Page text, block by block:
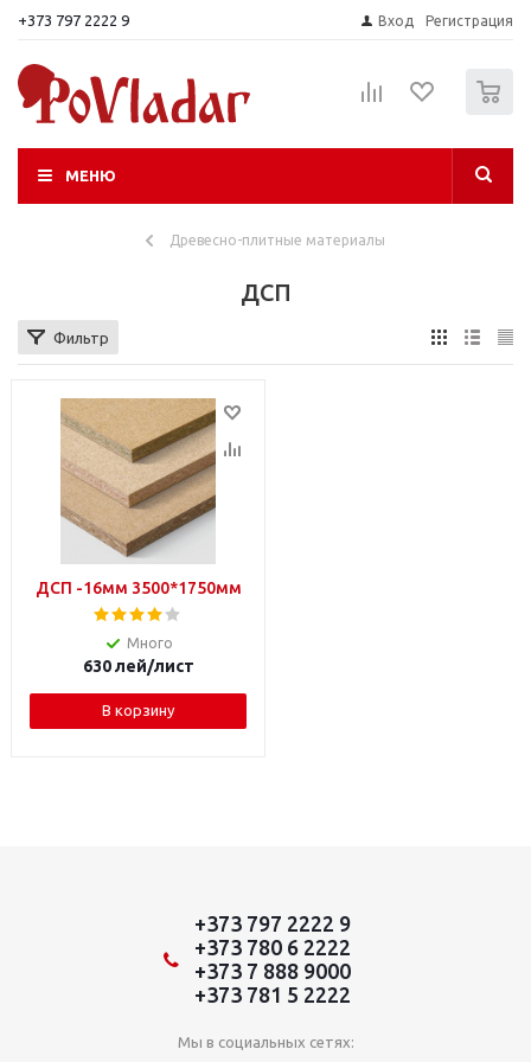
+373 797 2222 9 Вход Регистрация
МЕНЮ
Древесно-плитные материалы
ДСП
Фильтр
ДСП -16мм 3500*1750мм
Много
630лей/лист
В корзину
+373 797 2222 9
+373 780 6 2222
+373 7 888 9000
+373 781 5 2222
Мы в социальных сетях: